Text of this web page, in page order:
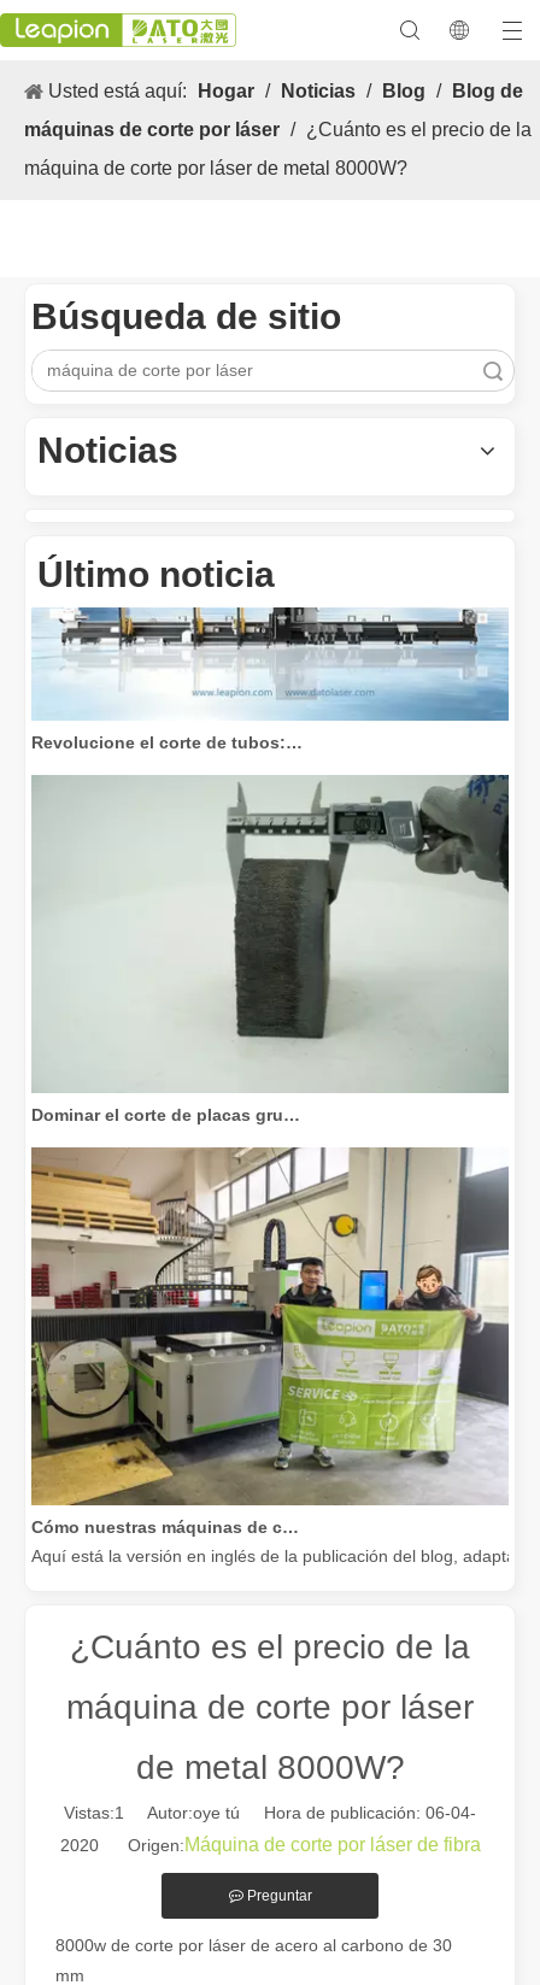
Usted está aquí: Hogar / Noticias / Blog /
Blog de
máquinas de corte por láser / ¿Cuánto es el precio de la
máquina de corte por láser de metal 8000W?
Búsqueda de sitio
Noticias
Último noticia
Revolucione el corte de tubos: cómo las máquinas cortadoras de tubos por láser transforman la fabricación
Dominar el corte de placas gruesas: cómo las máquinas de corte por láser de fibra revolucionan la fabricación
Cómo nuestras máquinas de corte por láser están fortaleciendo la fabricación mexicana
Aquí está la versión en inglés de la publicación del blog,
Guía 2026: Cómo las máquinas cortadoras de tubos por láser
¿Cuánto es el precio de la
máquina de corte por láser
de metal 8000W?
Vistas:1
Autor:oye tú Hora de publicación: 06-04-
2020 Origen:Máquina de corte por láser de fibra
Preguntar
8000w de corte por láser de acero al carbono de 30
mm